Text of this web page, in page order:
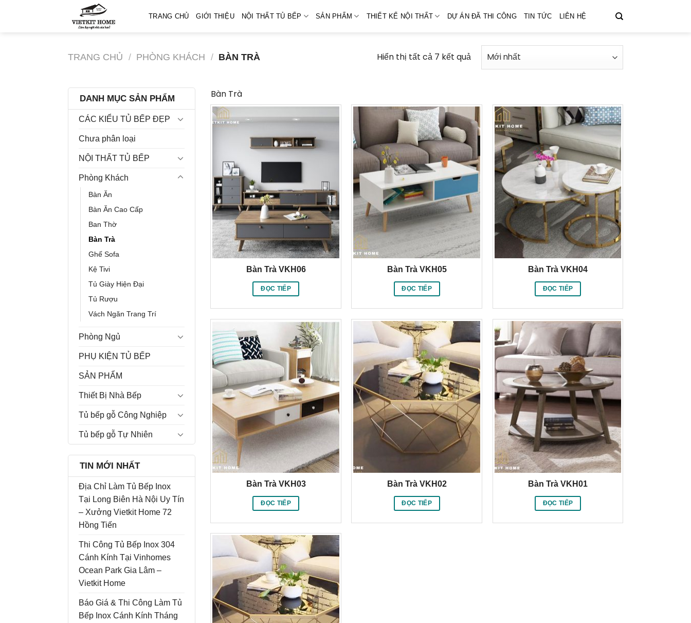
TRANG CHỦ GIỚI THIỆU NỘI THẤT TỦ BẾP SẢN PHẨM THIẾT KẾ NỘI THẤT DỰ ÁN ĐÃ THI CÔNG TIN TỨC LIÊN HỆ
TRANG CHỦ / PHÒNG KHÁCH / BÀN TRÀ Hiển thị tất cả 7 kết quả
DANH MỤC SẢN PHẨM
CÁC KIỂU TỦ BẾP ĐẸP
Chưa phân loại
NỘI THẤT TỦ BẾP
Phòng Khách
Bàn Ăn
Bàn Ăn Cao Cấp
Ban Thờ
Bàn Trà
Ghế Sofa
Kệ Tivi
Tủ Giày Hiện Đại
Tủ Rượu
Vách Ngăn Trang Trí
Phòng Ngủ
PHỤ KIỆN TỦ BẾP
SẢN PHẨM
Thiết Bị Nhà Bếp
Tủ bếp gỗ Công Nghiệp
Tủ bếp gỗ Tự Nhiên
TIN MỚI NHẤT
Địa Chỉ Làm Tủ Bếp Inox
Tại Long Biên Hà Nội Uy Tín
– Xưởng Vietkit Home 72
Hồng Tiến
Thi Công Tủ Bếp Inox 304
Cánh Kính Tại Vinhomes
Ocean Park Gia Lâm –
Vietkit Home
Báo Giá & Thi Công Làm Tủ
Bếp Inox Cánh Kính Tháng
Bàn Trà
Bàn Trà VKH06
ĐỌC TIẾP
Bàn Trà VKH05
ĐỌC TIẾP
Bàn Trà VKH04
ĐỌC TIẾP
Bàn Trà VKH03
ĐỌC TIẾP
Bàn Trà VKH02
ĐỌC TIẾP
Bàn Trà VKH01
ĐỌC TIẾP